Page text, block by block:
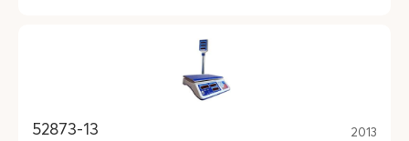
52873-13 2013